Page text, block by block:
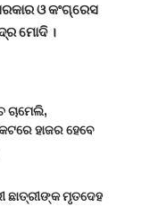
ଓ କଂଗ୍ରେସ
ମୋଦି ।
ହାଜର ହେବେ
ଛାତ୍ରୀଙ୍କ ମୃତଦେହ